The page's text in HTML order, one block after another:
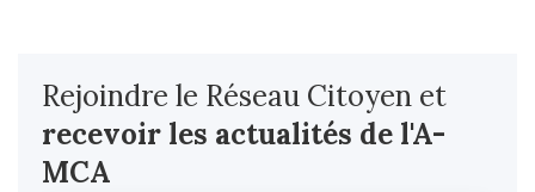
Rejoindre le Réseau Citoyen et
recevoir les actualités de l'A-
MCA